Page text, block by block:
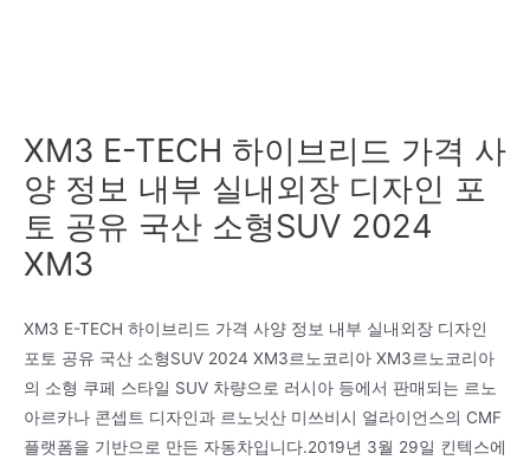
XM3 E-TECH 하이브리드 가격 사
양 정보 내부 실내외장 디자인 포
토 공유 국산 소형SUV 2024
XM3
XM3 E-TECH 하이브리드 가격 사양 정보 내부 실내외장 디자인
포토 공유 국산 소형SUV 2024 XM3르노코리아 XM3르노코리아
의 소형 쿠페 스타일 SUV 차량으로 러시아 등에서 판매되는 르노
아르카나 콘셉트 디자인과 르노닛산 미쓰비시 얼라이언스의 CMF
플랫폼을 기반으로 만든 자동차입니다.2019년 3월 29일 킨텍스에